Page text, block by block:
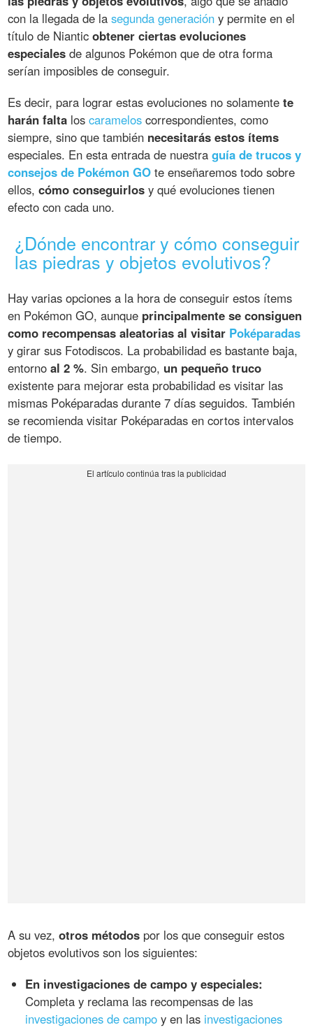
con la llegada de lasegunda generación y permite en el
título de Nianticobtener ciertas evoluciones
especiales de algunos Pokémon que de otra forma
serían imposibles de conseguir.
Es decir, para lograr estas evoluciones no solamentete
harán falta loscaramelos correspondientes, como
siempre, sino que también necesitarás estos ítems
especiales. En esta entrada de nuestraguía de trucos y
consejos de Pokémon GO te enseñaremos todo sobre
ellos,cómo conseguirlos y qué evoluciones tienen
efecto con cada uno.
¿Dónde encontrar y cómo conseguir
las piedras y objetos evolutivos?
Hay varias opciones a la hora de conseguir estos ítems
en Pokémon GO, aunque principalmente se consiguen
como recompensas aleatorias al visitar Poképaradas
y girar sus Fotodiscos. La probabilidad es bastante baja,
entornoal 2 %. Sin embargo, un pequeño truco
existente para mejorar esta probabilidad es visitar las
mismas Poképaradas durante 7 días seguidos. También
se recomienda visitar Poképaradas en cortos intervalos
de tiempo.
A su vez,otros métodos por los que conseguir estos
objetos evolutivos son los siguientes:
En investigaciones de campo y especiales:
Completa y reclama las recompensas de las
investigaciones de campo y en las investigaciones